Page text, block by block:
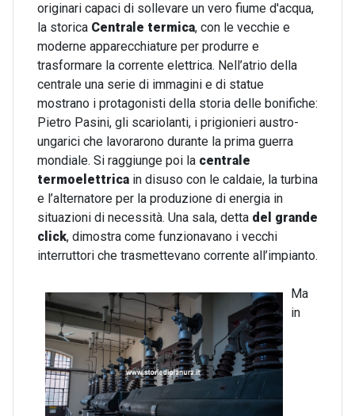
originari capaci di sollevare un vero fiume d'acqua,
la storica Centrale termica, con le vecchie e
moderne apparecchiature per produrre e
trasformare la corrente elettrica. Nell’atrio della
centrale una serie di immagini e di statue
mostrano i protagonisti della storia delle bonifiche:
Pietro Pasini, gli scariolanti, i prigionieri austro-
ungarici che lavorarono durante la prima guerra
mondiale. Si raggiunge poi la centrale
termoelettrica in disuso con le caldaie, la turbina
e l’alternatore per la produzione di energia in
situazioni di necessità. Una sala, detta del grande
click, dimostra come funzionavano i vecchi
interruttori che trasmettevano corrente all’impianto.
Ma
in